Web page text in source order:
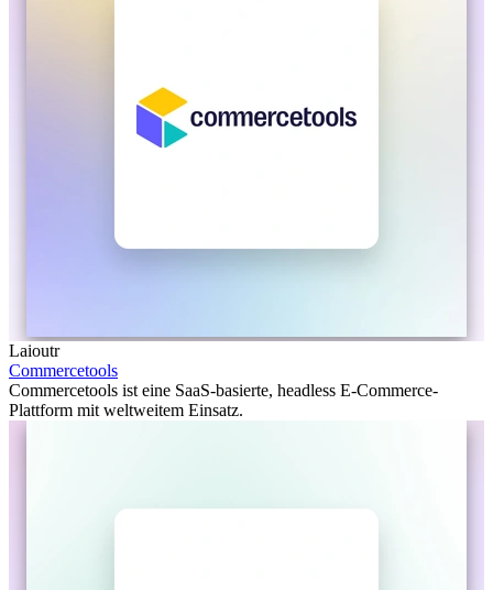
Laioutr
Commercetools
Commercetools ist eine SaaS-basierte, headless E-Commerce-
Plattform mit weltweitem Einsatz.